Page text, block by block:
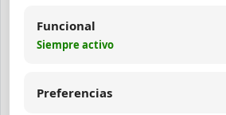
CSS
Wor
tiene
errores de
rutas
Funcional
Siempre activo
Preferencias